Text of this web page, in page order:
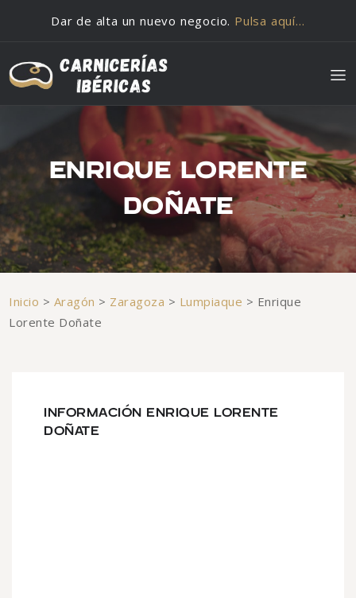
Dar de alta un nuevo negocio. Pulsa aquí…
ENRIQUE LORENTE
DOÑATE
Inicio > Aragón > Zaragoza > Lumpiaque > Enrique
Lorente Doñate
INFORMACIÓN ENRIQUE LORENTE
DOÑATE